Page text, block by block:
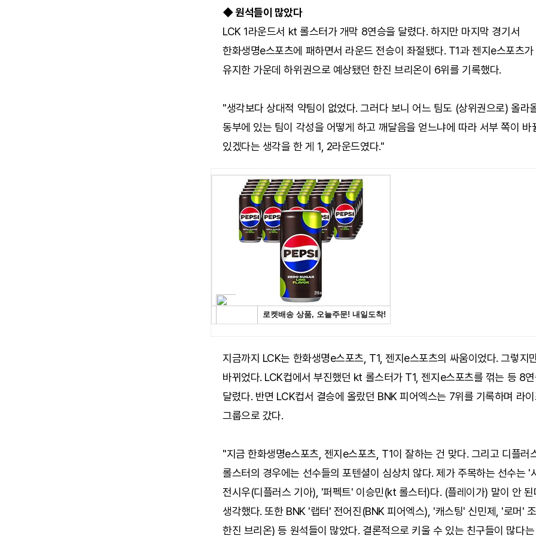
◆ 원석들이 많았다
LCK 1라운드서 kt 롤스터가 개막 8연승을 달렸다. 하지만 마지막 경기서
한화생명e스포츠에 패하면서 라운드 전승이 좌절됐다. T1과 젠지e스포츠
유지한 가운데 하위권으로 예상됐던 한진 브리온이 6위를 기록했다.
"생각보다 상대적 약팀이 없었다. 그러다 보니 어느 팀도 (상위권으로) 올라
동부에 있는 팀이 각성을 어떻게 하고 깨달음을 얻느냐에 따라 서부 쪽이 바
있겠다는 생각을 한 게 1, 2라운드였다."
지금까지 LCK는 한화생명e스포츠, T1, 젠지e스포츠의 싸움이었다. 그렇지
바뀌었다. LCK컵에서 부진했던 kt 롤스터가 T1, 젠지e스포츠를 꺾는 등 8
달렸다. 반면 LCK컵서 결승에 올랐던 BNK 피어엑스는 7위를 기록하며 라
그룹으로 갔다.
"지금 한화생명e스포츠, 젠지e스포츠, T1이 잘하는 건 맞다. 그리고 디플러
롤스터의 경우에는 선수들의 포텐셜이 심상치 않다. 제가 주목하는 선수는 '
전시우(디플러스 기아), '퍼펙트' 이승민(kt 롤스터)다. (플레이가) 말이 안 된
생각했다. 또한 BNK '랩터' 전어진(BNK 피어엑스), '캐스팅' 신민제, '로머'
한진 브리온) 등 원석들이 많았다. 결론적으로 키울 수 있는 친구들이 많다는